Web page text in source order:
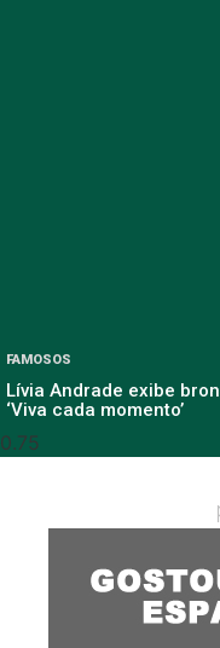
FAMOSOS
Lívia Andrade exibe
‘Viva cada momento’